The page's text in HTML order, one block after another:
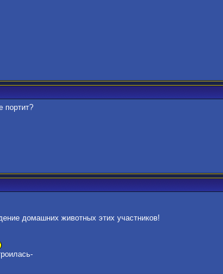
портит?
домашних животных этих участников!